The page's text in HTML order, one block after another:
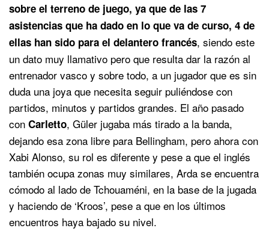
sobre el terreno de juego, ya que de las 7
asistencias que ha dado en lo que va de curso, 4 de
ellas han sido para el delantero francés, siendo este
un dato muy llamativo pero que resulta dar la razón al
entrenador vasco y sobre todo, a un jugador que es sin
duda una joya que necesita seguir puliéndose con
partidos, minutos y partidos grandes. El año pasado
con Carletto, Güler jugaba más tirado a la banda,
dejando esa zona libre para Bellingham, pero ahora con
Xabi Alonso, su rol es diferente y pese a que el inglés
también ocupa zonas muy similares, Arda se encuentra
cómodo al lado de Tchouaméni, en la base de la jugada
y haciendo de ‘Kroos’, pese a que en los últimos
encuentros haya bajado su nivel.